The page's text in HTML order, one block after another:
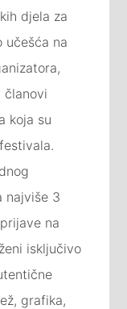
djela za
učešća na
članovi
koja su
najviše 3
na
isključivo
grafika,